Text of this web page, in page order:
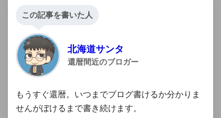
この記事を書いた人
北海道サンタ
還暦間近のブロガー
もうすぐ還暦。いつまでブログ書けるか分かりま
せんがぼけるまで書き続けます。